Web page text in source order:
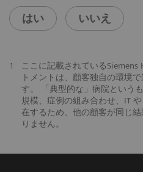
はい いいえ
1
ここに記載されている
トメントは、顧客独自の環境
す。 「典型的な」病院という
規模、症例の組み合わせ、IT
在するため、他の顧客が同じ
りません。